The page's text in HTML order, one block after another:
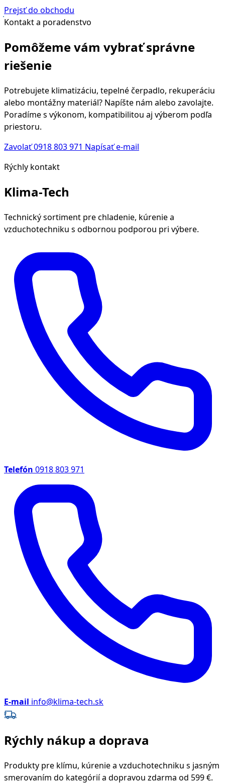
Prejsť do obchodu
Kontakt a poradenstvo
Pomôžeme vám vybrať správne
riešenie
Potrebujete klimatizáciu, tepelné čerpadlo, rekuperáciu
alebo montážny materiál? Napíšte nám alebo zavolajte.
Poradíme s výkonom, kompatibilitou aj výberom podľa
priestoru.
Zavolať 0918 803 971 Napísať e-mail
Rýchly kontakt
Klima-Tech
Technický sortiment pre chladenie, kúrenie a
vzduchotechniku s odbornou podporou pri výbere.
Telefón 0918 803 971
E-mail info@klima-tech.sk
Rýchly nákup a doprava
Produkty pre klímu, kúrenie a vzduchotechniku s jasným
smerovaním do kategórií a dopravou zdarma od 599 €.